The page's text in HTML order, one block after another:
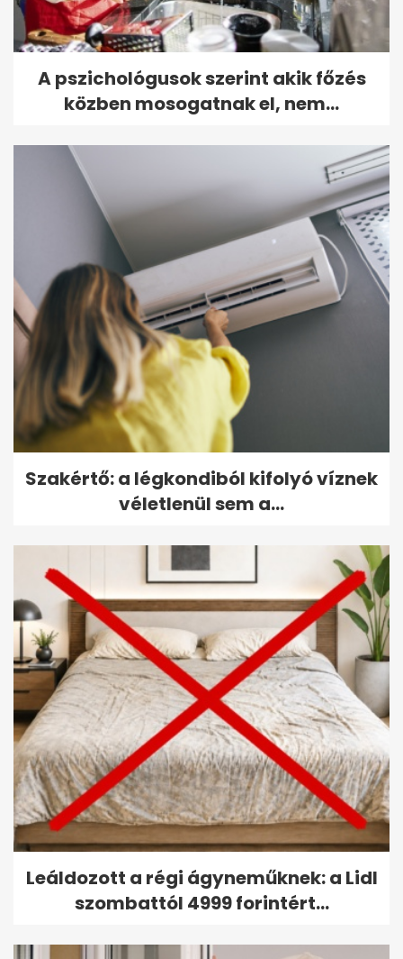
A pszichológusok szerint akik főzés
közben mosogatnak el, nem...
Szakértő: a légkondiból kifolyó víznek
véletlenül sem a...
Leáldozott a régi ágyneműknek: a Lidl
szombattól 4999 forintért...